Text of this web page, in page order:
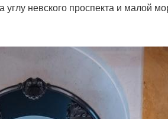
невского проспекта и малой